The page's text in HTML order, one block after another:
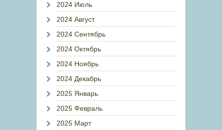
2024 Июль
2024 Август
2024 Сентябрь
2024 Октябрь
2024 Ноябрь
2024 Декабрь
2025 Январь
2025 Февраль
2025 Март